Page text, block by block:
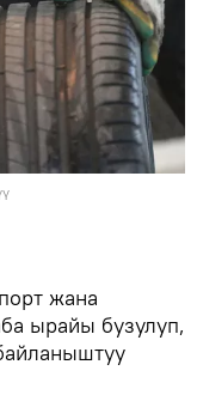
жана
ырайы бузулуп,